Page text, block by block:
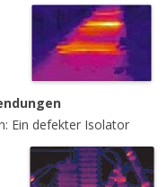
Ein defekter Isolator